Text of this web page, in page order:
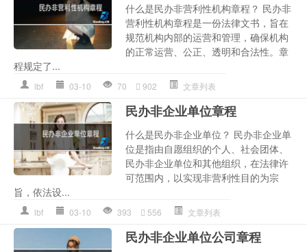
什么是民办非营利性机构章程？ 民办非
营利性机构章程是一份法律文书，旨在
规范机构内部的运营和管理，确保机构
的正常运营、公正、透明和合法性。章
程规定了...
lbf 03-10 70 902 文章列表
民办非企业单位章程
什么是民办非企业单位？ 民办非企业单
位是指由自愿组织的个人、社会团体、
民办非企业单位和其他组织，在法律许
可范围内，以实现非营利性目的为宗
旨，依法设...
lbf 03-10 393 556 文章列表
民办非企业单位公司章程